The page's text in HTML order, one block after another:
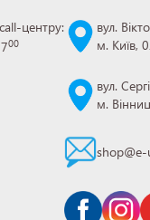
центру:
00
вул.
м. Київ,
вул.
м.